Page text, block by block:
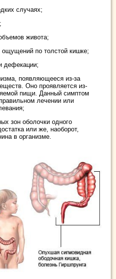
случаях;
живота;
ощущений по толстой кишке;
дефекации;
появляющееся из-за
Оно проявляется из-
пищи. Данный симптом
лечении или
зон оболочки одного
или же, наоборот,
в организме.